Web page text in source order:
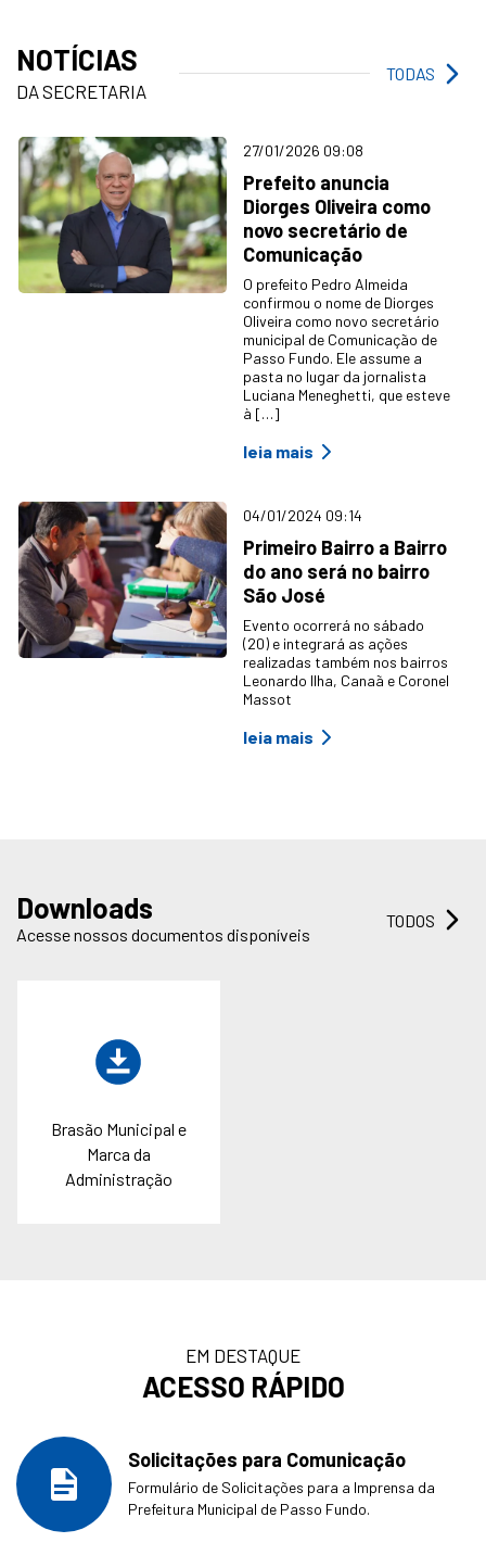
NOTÍCIAS
DA SECRETARIA
TODAS
27/01/2026 09:08
Prefeito anuncia
Diorges Oliveira como
novo secretário de
Comunicação
O prefeito Pedro Almeida
confirmou o nome de Diorges
Oliveira como novo secretário
municipal de Comunicação de
Passo Fundo. Ele assume a
pasta no lugar da jornalista
Luciana Meneghetti, que esteve
à […]
leia mais
04/01/2024 09:14
Primeiro Bairro a Bairro
do ano será no bairro
São José
Evento ocorrerá no sábado
(20) e integrará as ações
realizadas também nos bairros
Leonardo Ilha, Canaã e Coronel
Massot
leia mais
Downloads
Acesse nossos documentos disponíveis
TODOS
Brasão Municipal e
Marca da
Administração
EM DESTAQUE
ACESSO RÁPIDO
Solicitações para Comunicação
Formulário de Solicitações para a Imprensa da
Prefeitura Municipal de Passo Fundo.